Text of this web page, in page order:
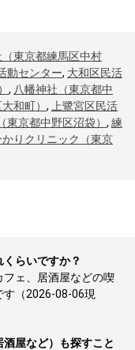
東京都練馬区中村
動センター, 大和区民活
, 八幡神社（東京都中
和町） ,
上鷺宮区民活
東京都中野区沼袋） , 練
かりクリニック（東京
らいですか？
ェ、居酒屋などの喫
す（2026-08-06現
屋など）も探すこと